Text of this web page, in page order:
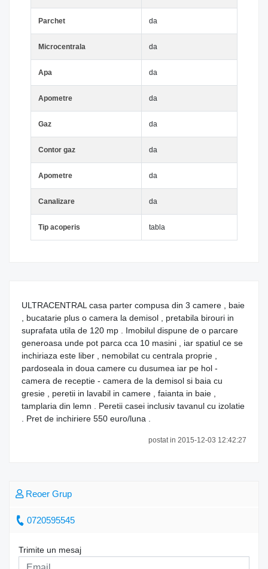
Parchet da
Microcentrala da
Apa da
Apometre da
Gaz da
Contor gaz da
Apometre da
Canalizare da
Tip acoperis tabla
ULTRACENTRAL casa parter compusa din 3 camere , baie
, bucatarie plus o camera la demisol , pretabila birouri in
suprafata utila de 120 mp . Imobilul dispune de o parcare
generoasa unde pot parca cca 10 masini , iar spatiul ce se
inchiriaza este liber , nemobilat cu centrala proprie ,
pardoseala in doua camere cu dusumea iar pe hol -
camera de receptie - camera de la demisol si baia cu
gresie , peretii in lavabil in camere , faianta in baie ,
tamplaria din lemn . Peretii casei inclusiv tavanul cu izolatie
. Pret de inchiriere 550 euro/luna .
postat in 2015-12-03 12:42:27
Reoer Grup
0720595545
Trimite un mesaj